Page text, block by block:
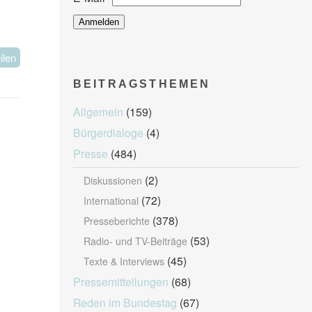
BEITRAGSTHEMEN
Allgemein (159)
Bürgerdialoge (4)
Presse (484)
Diskussionen (2)
International (72)
Presseberichte (378)
Radio- und TV-Beiträge (53)
Texte & Interviews(45)
Pressemitteilungen (68)
Reden im Bundestag (67)